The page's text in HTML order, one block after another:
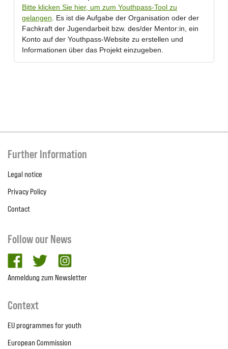
Bitte klicken Sie hier, um zum Youthpass-Tool zu
gelangen . Es ist die Aufgabe der Organisation oder der
Fachkraft der Jugendarbeit bzw. des/der Mentor:in, ein
Konto auf der Youthpass-Website zu erstellen und
Informationen über das Projekt einzugeben.
Further Information
Legal notice
Privacy Policy
Contact
Follow our News
facebooktwitter
Anmeldung zum Newsletter
Context
EU programmes for youth
European Commission